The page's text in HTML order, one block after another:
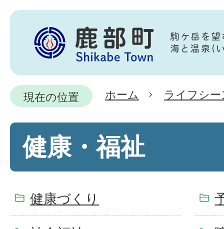
現在の位置 ホーム ライフシ
健康・福祉
健康づくり